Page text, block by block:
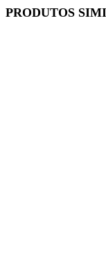
PRODUTOS